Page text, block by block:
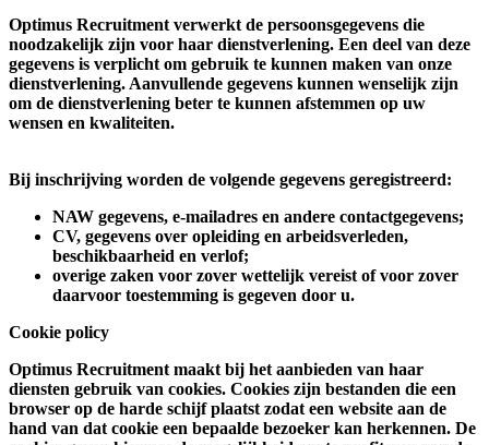
Optimus Recruitment verwerkt de persoonsgegevens die
noodzakelijk zijn voor haar dienstverlening. Een deel van deze
gegevens is verplicht om gebruik te kunnen maken van onze
dienstverlening. Aanvullende gegevens kunnen wenselijk zijn
om de dienstverlening beter te kunnen afstemmen op uw
wensen en kwaliteiten.
Bij inschrijving worden de volgende gegevens geregistreerd:
NAW gegevens, e-mailadres en andere contactgegevens;
CV, gegevens over opleiding en arbeidsverleden,
beschikbaarheid en verlof;
overige zaken voor zover wettelijk vereist of voor zover
daarvoor toestemming is gegeven door u.
Cookie policy
Optimus Recruitment maakt bij het aanbieden van haar
diensten gebruik van cookies. Cookies zijn bestanden die een
browser op de harde schijf plaatst zodat een website aan de
hand van dat cookie een bepaalde bezoeker kan herkennen. De